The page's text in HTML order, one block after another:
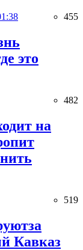
455
это
482
на
519
Кавказ